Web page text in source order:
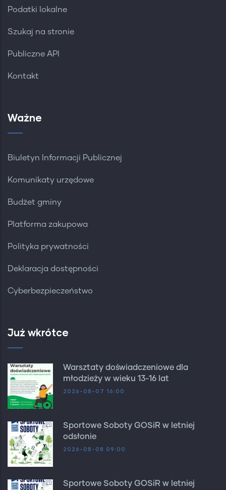
Podatki lokalne
Szukaj na stronie
Publiczne API
Kontakt
Ważne
Biuletyn Informacji Publicznej
Komunikaty urzędowe
Budżet gminy
Platforma zakupowa
Polityka prywatności
Deklaracja dostępności
Cyberbezpieczeństwo
Już wkrótce
Warsztaty doświadczeniowe dla
młodzieży w wieku 13-16 lat
2026-08-07 16:00
Sportowe Soboty GOSiR w letniej
odsłonie
2026-08-08 09:00
Sportowe Soboty GOSiR w letniej